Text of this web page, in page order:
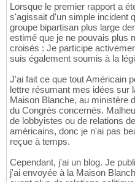
Lorsque le premier rapport a
s'agissait d'un simple incident
groupe bipartisan plus large
estimé que je ne pouvais plus
croisés : Je participe
suis également soumis à la
J'ai fait ce que tout Américain
lettre résumant mes idées sur
Maison Blanche, au ministère
du Congrès concernés.
de lobbyistes ou de relations
américains, donc je n'ai pas
reçue à temps.
Cependant, j'ai un blog. Je
j'ai envoyée à la Maison